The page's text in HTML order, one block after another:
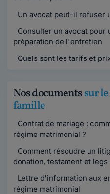
Un avocat peut-il refuser
Consulter un avocat pour
préparation de l'entretien
Quels sont les tarifs et
Nos documentssur
famille
Contrat de mariage :
régime matrimonial ?
Comment résoudre un
donation, testament et legs
Lettre d'information aux
régime matrimonial